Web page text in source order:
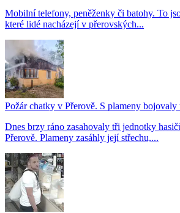
Mobilní telefony, peněženky či batohy. To
které lidé nacházejí v přerovských...
Požár chatky v Přerově. S plameny
Dnes brzy ráno zasahovaly tři jednotky
Přerově. Plameny zasáhly její střechu,...